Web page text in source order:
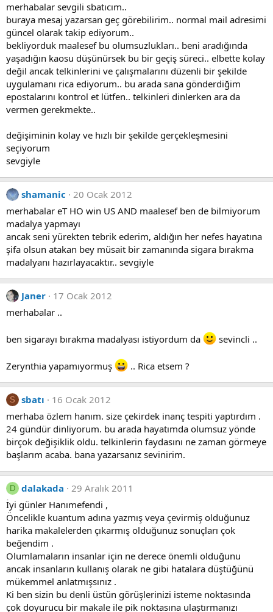
merhabalar sevgili sbatıcım..
buraya mesaj yazarsan geç görebilirim.. normal mail adresimi
güncel olarak takip ediyorum..
bekliyorduk maalesef bu olumsuzlukları.. beni aradığında
yaşadığın kaosu düşünürsek bu bir geçiş süreci.. elbette kolay
değil ancak telkinlerini ve çalışmalarını düzenli bir şekilde
uygulamanı rica ediyorum.. bu arada sana gönderdiğim
epostalarını kontrol et lütfen.. telkinleri dinlerken ara da
vermen gerekmekte..
değişiminin kolay ve hızlı bir şekilde gerçekleşmesini
seçiyorum
sevgiyle
shamanic
20 Ocak 2012
merhabalar eT HO win US AND maalesef ben de bilmiyorum
madalya yapmayı
ancak seni yürekten tebrik ederim, aldığın her nefes hayatına
şifa olsun atakan bey müsait bir zamanında sigara bırakma
madalyanı hazırlayacaktır.. sevgiyle
Janer
17 Ocak 2012
merhabalar ..
ben sigarayı bırakma madalyası istiyordum da sevincli ..
Zerynthia yapamıyormuş .. Rica etsem ?
S sbatı
16 Ocak 2012
merhaba özlem hanım. size çekirdek inanç tespiti yaptırdım .
24 gündür dinliyorum. bu arada hayatımda olumsuz yönde
birçok değişiklik oldu. telkinlerin faydasını ne zaman görmeye
başlarım acaba. bana yazarsanız sevinirim.
D dalakada
29 Aralık 2011
İyi günler Hanımefendi ,
Öncelikle kuantum adına yazmış veya çevirmiş olduğunuz
harika makalelerden çıkarmış olduğunuz sonuçları çok
beğendim .
Olumlamaların insanlar için ne derece önemli olduğunu
ancak insanların kullanış olarak ne gibi hatalara düştüğünü
mükemmel anlatmışsınız .
Ki ben sizin bu denli üstün görüşlerinizi isteme noktasında
çok doyurucu bir makale ile pik noktasına ulaştırmanızı